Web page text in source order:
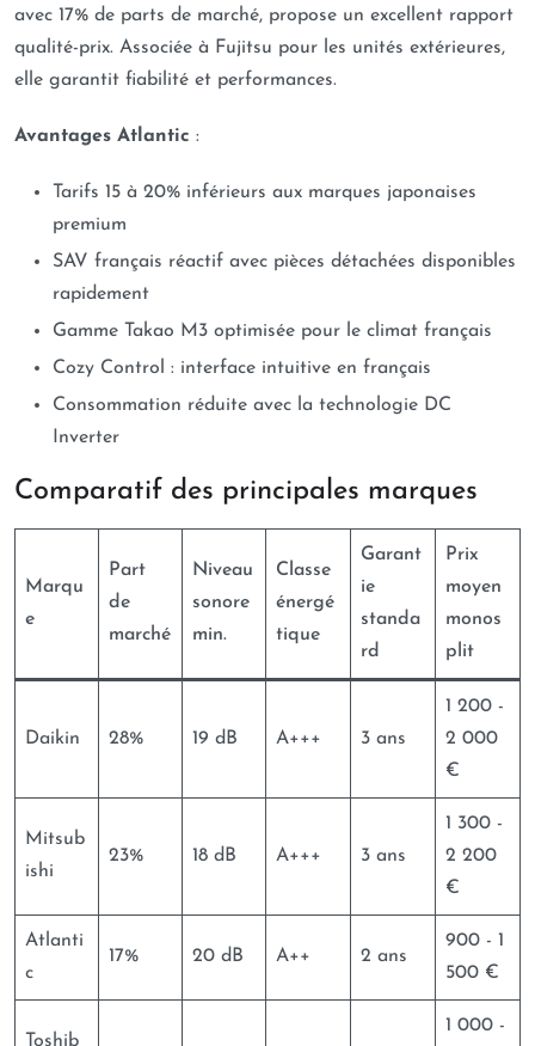
avec 17% de parts de marché, propose un excellent rapport
qualité-prix. Associée à Fujitsu pour les unités extérieures,
elle garantit fiabilité et performances.
Avantages Atlantic :
Tarifs 15 à 20% inférieurs aux marques japonaises
premium
SAV français réactif avec pièces détachées disponibles
rapidement
Gamme Takao M3 optimisée pour le climat français
Cozy Control : interface intuitive en français
Consommation réduite avec la technologie DC
Inverter
Comparatif des principales marques
Marqu
e
Part
de
marché
Niveau
sonore
min.
Classe
énergé
tique
Garant
ie
standa
rd
Prix
moyen
monos
plit
Daikin 28% 19 dB A+++ 3 ans
1 200 -
2 000
€
Mitsub
ishi
23% 18 dB A+++ 3 ans
1 300 -
2 200
€
Atlanti
c
17% 20 dB A++ 2 ans
900 - 1
500 €
Toshib
1 000 -